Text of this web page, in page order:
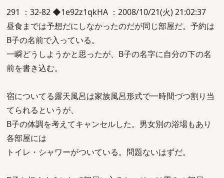
291 ：32-82 ◆1e92z1qkHA ：2008/10/21(火) 21:02:37
昼食までは予想だにしなかったのだが同じ部屋だ。予約は
B子の名前で入っている。
一瞬どうしようかと思ったが、B子の名字に自分の下の名
前を書き込む。
宿についてる露天風呂は家族風呂形式で一時間づつ割り当
てられるというが、
B子の体調を考えてキャンセルした。男女別の浴場もあり
各部屋には
トイレ・シャワーがついている。問題ないはずだ。